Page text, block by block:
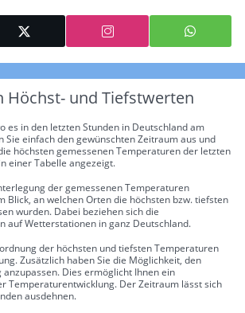
Höchst- und Tiefstwerten
es in den letzten Stunden in Deutschland am
Sie einfach den gewünschten Zeitraum aus und
höchsten gemessenen Temperaturen der letzten
einer Tabelle angezeigt.
der gemessenen Temperaturen
Blick, an welchen Orten die höchsten bzw. tiefsten
wurden. Dabei beziehen sich die
auf Wetterstationen in ganz Deutschland.
der höchsten und tiefsten Temperaturen
Zusätzlich haben Sie die Möglichkeit, den
Dies ermöglicht Ihnen ein
Temperaturentwicklung. Der Zeitraum lässt sich
ausdehnen.